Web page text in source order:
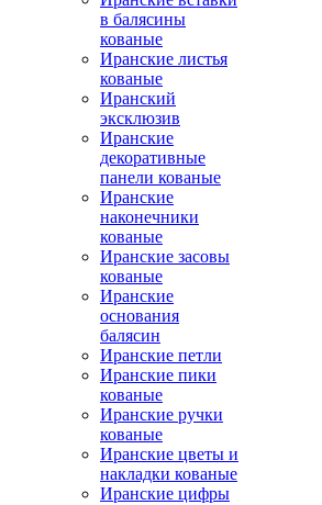
в балясины
кованые
Иранские листья
кованые
Иранский
эксклюзив
Иранские
декоративные
панели кованые
Иранские
наконечники
кованые
Иранские засовы
кованые
Иранские
основания
балясин
Иранские петли
Иранские пики
кованые
Иранские ручки
кованые
Иранские цветы и
накладки кованые
Иранские цифры